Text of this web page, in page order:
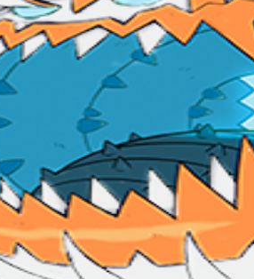
It’s one of the Ultra Beasts.